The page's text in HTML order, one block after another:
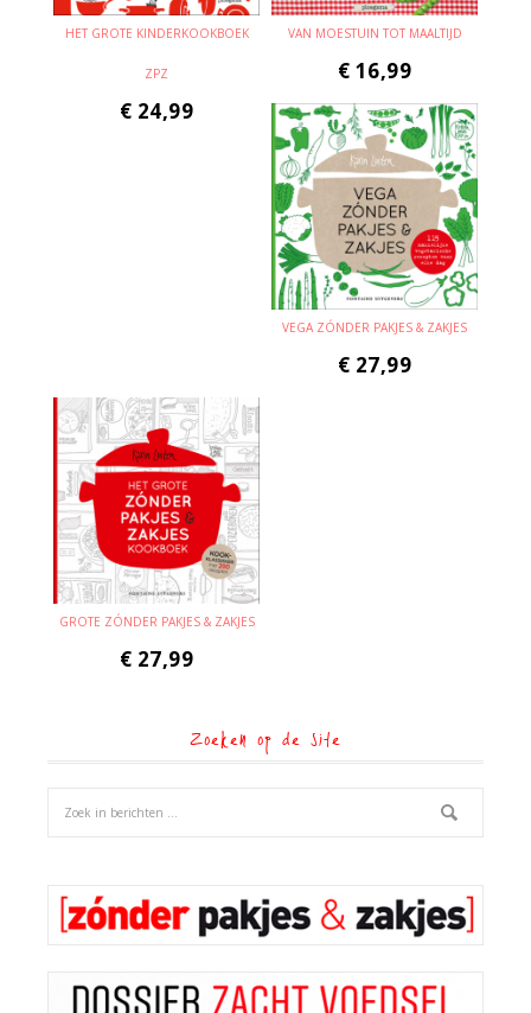
HET GROTE KINDERKOOKBOEK
ZPZ
€ 24,99
VAN MOESTUIN TOT MAALTIJD
€ 16,99
VEGA ZÓNDER PAKJES & ZAKJES
€ 27,99
GROTE ZÓNDER PAKJES & ZAKJES
€ 27,99
Zoeken op de site